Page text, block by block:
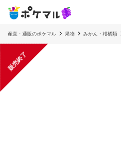
産直・通販のポケマル 果物 みかん・柑橘類
販売終了